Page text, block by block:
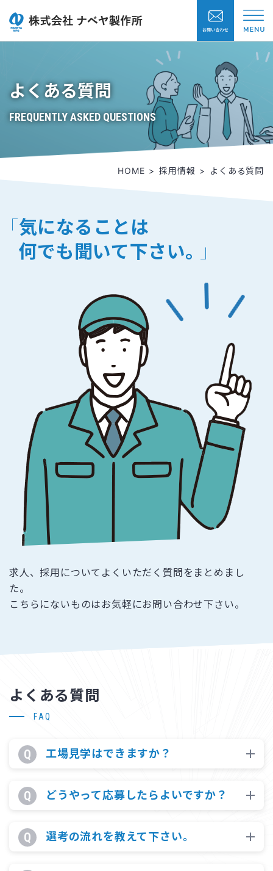
よくある質問
FREQUENTLY ASKED QUESTIONS
HOME 採用情報 よくある質問
「 気になることは
何でも聞いて下さい。 」
求人、採用についてよくいただく質問をまとめまし
た。
こちらにないものはお気軽にお問い合わせ下さい。
よくある質問
FAQ
工場見学はできますか？
どうやって応募したらよいですか？
選考の流れを教えて下さい。